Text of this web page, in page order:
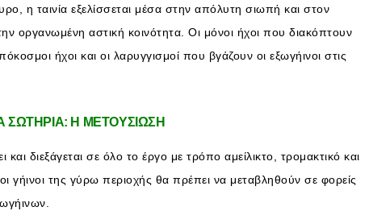
η ταινία εξελίσσεται μέσα στην απόλυτη σιωπή και στον
οργανωμένη αστική κοινότητα. Οι μόνοι ήχοι που διακόπτουν
ήχοι και οι λαρυγγισμοί που βγάζουν οι εξωγήινοι στις
ΣΩΤΗΡΙΑ: Η ΜΕΤΟΥΣΙΩΣΗ
διεξάγεται σε όλο το έργο με τρόπο αμείλικτο, τρομακτικό και
γήινοι της γύρω περιοχής θα πρέπει να μεταβληθούν σε φορείς